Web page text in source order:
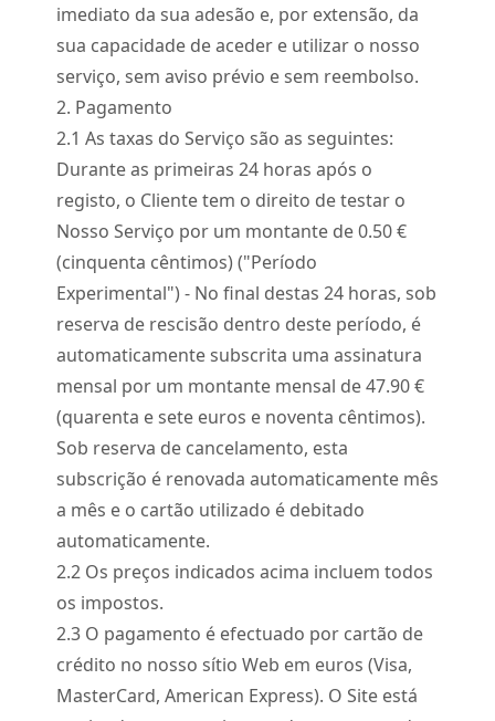
imediato da sua adesão e, por extensão, da
sua capacidade de aceder e utilizar o nosso
serviço, sem aviso prévio e sem reembolso.
2. Pagamento
2.1 As taxas do Serviço são as seguintes:
Durante as primeiras 24 horas após o
registo, o Cliente tem o direito de testar o
Nosso Serviço por um montante de 0.50 €
(cinquenta cêntimos) ("Período
Experimental") - No final destas 24 horas, sob
reserva de rescisão dentro deste período, é
automaticamente subscrita uma assinatura
mensal por um montante mensal de 47.90 €
(quarenta e sete euros e noventa cêntimos).
Sob reserva de cancelamento, esta
subscrição é renovada automaticamente mês
a mês e o cartão utilizado é debitado
automaticamente.
2.2Os preços indicados acima incluem todos
os impostos.
2.3O pagamento é efectuado por cartão de
crédito no nosso sítio Web em euros (Visa,
MasterCard, American Express). O Site está